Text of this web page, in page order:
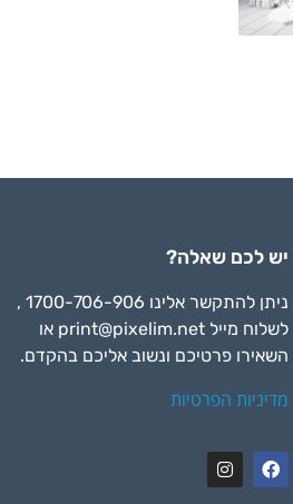
יש לכם שאלה?
ניתן להתקשר אלינו 1700-706-906 ,
לשלוח מיילprint@pixelim.net או
השאירו פרטיכם ונשוב אליכם בהקדם.
מדיניות הפרטיות